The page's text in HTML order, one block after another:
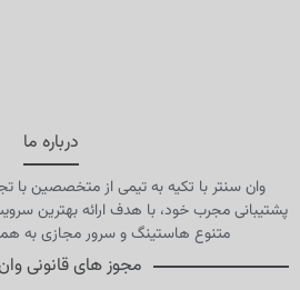
درباره ما
وان سنتر با تکیه به تیمی از متخصصین با
پشتیبانی مجرب خود، با هدف ارائه بهترین
متنوع هاستینگ و سرور مجازی به
مجوز های قانونی